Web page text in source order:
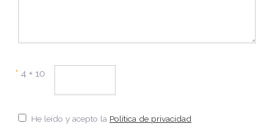
* 4 + 10
He leído y acepto la Política de privacidad